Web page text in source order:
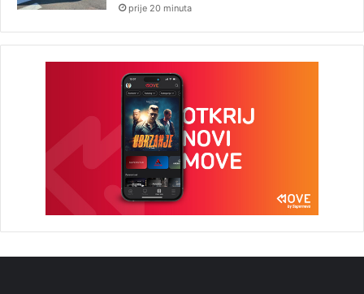
prije 20 minuta